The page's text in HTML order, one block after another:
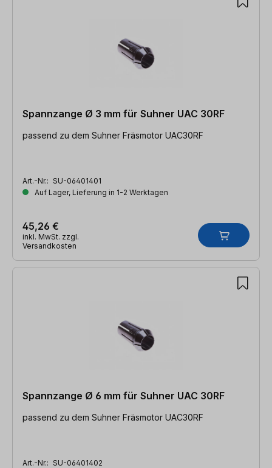
Spannzange Ø 3 mm für Suhner UAC 30RF
passend zu dem Suhner Fräsmotor UAC30RF
Art.-Nr.: SU-06401401
Auf Lager, Lieferung in 1-2 Werktagen
45,26 €
inkl. MwSt. zzgl.
Versandkosten
Spannzange Ø 6 mm für Suhner UAC 30RF
passend zu dem Suhner Fräsmotor UAC30RF
Art.-Nr.: SU-06401402